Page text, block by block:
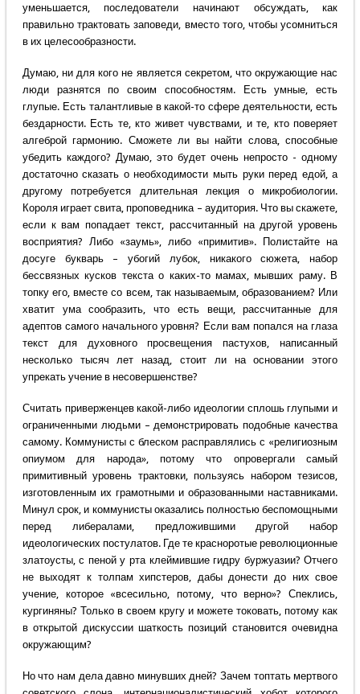
уменьшается, последователи начинают обсуждать, как
правильно трактовать заповеди, вместо того, чтобы усомниться
в их целесообразности.
Думаю, ни для кого не является секретом, что окружающие нас
люди разнятся по своим способностям. Есть умные, есть
глупые. Есть талантливые в какой-то сфере деятельности, есть
бездарности. Есть те, кто живет чувствами, и те, кто поверяет
алгеброй гармонию. Сможете ли вы найти слова, способные
убедить каждого? Думаю, это будет очень непросто - одному
достаточно сказать о необходимости мыть руки перед едой, а
другому потребуется длительная лекция о микробиологии.
Короля играет свита, проповедника – аудитория. Что вы скажете,
если к вам попадает текст, рассчитанный на другой уровень
восприятия? Либо «заумь», либо «примитив». Полистайте на
досуге букварь – убогий лубок, никакого сюжета, набор
бессвязных кусков текста о каких-то мамах, мывших раму. В
топку его, вместе со всем, так называемым, образованием? Или
хватит ума сообразить, что есть вещи, рассчитанные для
адептов самого начального уровня? Если вам попался на глаза
текст для духовного просвещения пастухов, написанный
несколько тысяч лет назад, стоит ли на основании этого
упрекать учение в несовершенстве?
Считать приверженцев какой-либо идеологии сплошь глупыми и
ограниченными людьми – демонстрировать подобные качества
самому. Коммунисты с блеском расправлялись с «религиозным
опиумом для народа», потому что опровергали самый
примитивный уровень трактовки, пользуясь набором тезисов,
изготовленным их грамотными и образованными наставниками.
Минул срок, и коммунисты оказались полностью беспомощными
перед либералами, предложившими другой набор
идеологических постулатов. Где те красноротые революционные
златоусты, с пеной у рта клеймившие гидру буржуазии? Отчего
не выходят к толпам хипстеров, дабы донести до них свое
учение, которое «всесильно, потому, что верно»? Спеклись,
кургиняны? Только в своем кругу и можете токовать, потому как
в открытой дискуссии шаткость позиций становится очевидна
окружающим?
Но что нам дела давно минувших дней? Зачем топтать мертвого